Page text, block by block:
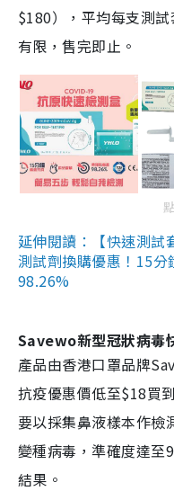
$180），平均每支測
有限，售完即止。
延伸閱讀：【快速測試
測試劑換購優惠！15
98.26%
Savewo新型冠狀病毒
產品由香港口罩品牌
抗疫優惠價低至$18買
要以採集鼻液樣本作
變種病毒，準確度達至
結果。